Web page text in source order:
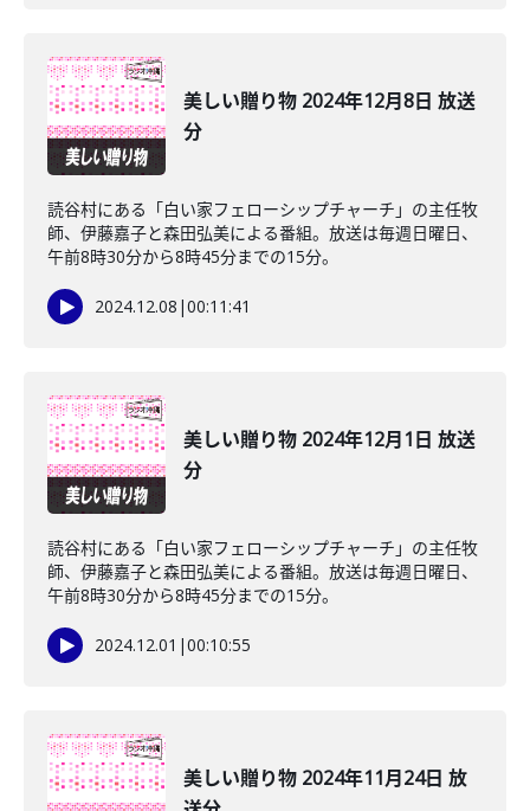
美しい贈り物 2024年12月8日 放送
分
読谷村にある「白い家フェローシップチャーチ」の主任牧
師、伊藤嘉子と森田弘美による番組。放送は毎週日曜日、
午前8時30分から8時45分までの15分。
2024.12.08 |00:11:41
美しい贈り物 2024年12月1日 放送
分
読谷村にある「白い家フェローシップチャーチ」の主任牧
師、伊藤嘉子と森田弘美による番組。放送は毎週日曜日、
午前8時30分から8時45分までの15分。
2024.12.01 |00:10:55
美しい贈り物 2024年11月24日 放